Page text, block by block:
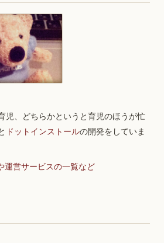
児、どちらかというと育児のほうが忙
ドットインストールの開発をしていま
運営サービスの一覧など